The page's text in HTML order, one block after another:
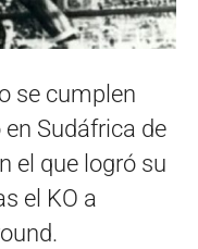
se cumplen
Sudáfrica de
el que logró su
el KO a